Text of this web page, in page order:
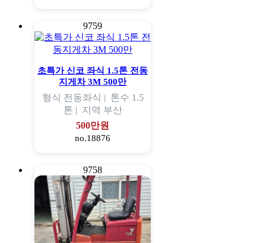
9759
초특가 신코 좌식 1.5톤 전동
지게차 3M 500만
형식 전동좌식 | 톤수 1.5
톤 | 지역 부산
500만원
no.18876
9758